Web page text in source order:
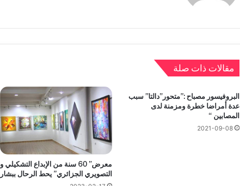
مقالات ذات صلة
البروفيسور مصباح :”متحور”دالتا” سبب
عدة أمراضا خطرة ومزمنة لدى
المصابين “
2021-09-08
معرض” 60 سنة من الإبداع التشكيلي و
التصويري الجزائري” يحط الرحال ببشار